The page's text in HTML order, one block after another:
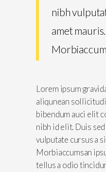
nibh
amet mauris.
Lorem ipsum
aliqunean
bibendum auci elit
nibh id elit. Duis
vulputate cursus a
Morbiaccumsan
tellus a odio